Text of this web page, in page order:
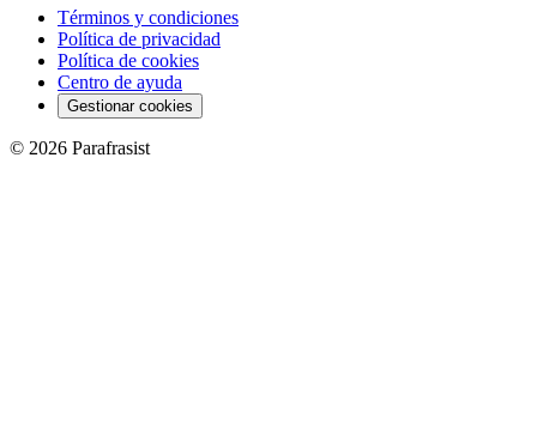
Términos y condiciones
Política de privacidad
Política de cookies
Centro de ayuda
Gestionar cookies
© 2026 Parafrasist